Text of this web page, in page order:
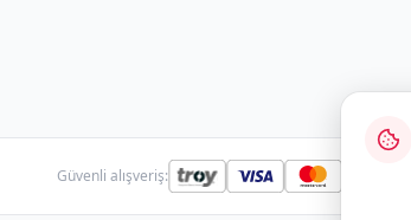
Güvenli alışveriş: